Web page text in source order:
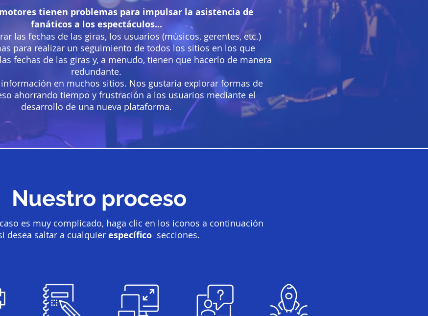
tienen problemas para impulsar la asistencia de
fanáticos a los espectáculos...
las fechas de las giras, los usuarios (músicos, gerentes, etc.)
para realizar un seguimiento de todos los sitios en los que
fechas de las giras y, a menudo, tienen que hacerlo de manera
redundante.
en muchos sitios. Nos gustaría explorar formas de
ahorrando tiempo y frustración a los usuarios mediante el
desarrollo de una nueva plataforma.
Nuestro proceso
es muy complicado, haga clic en los iconos a continuación
desea saltar a cualquier específicosecciones.